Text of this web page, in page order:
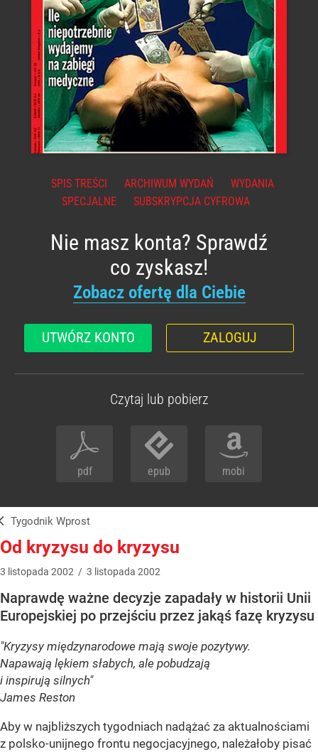
SPIS TREŚCI ARCHIWUM WYDAŃ
WYDANIA
SPECJALNE
SUBSKRYPCJA CYFROWA
Nie masz konta? Sprawdź
co zyskasz!
Zobacz ofertę dla Ciebie
UTWÓRZ KONTO ZALOGUJ
Czytaj lub pobierz
pdf epub mobi
Tygodnik Wprost
Od kryzysu do kryzysu
3 listopada 2002 / 3 listopada 2002
Naprawdę ważne decyzje zapadały w historii Unii
Europejskiej po przejściu przez jakąś fazę kryzysu
"Kryzysy międzynarodowe mają swoje pozytywy.
Napawają lękiem słabych, ale pobudzają
i inspirują silnych"
James Reston
Aby w najbliższych tygodniach nadążać za aktualnościami
z polsko-unijnego frontu negocjacyjnego, należałoby pisać